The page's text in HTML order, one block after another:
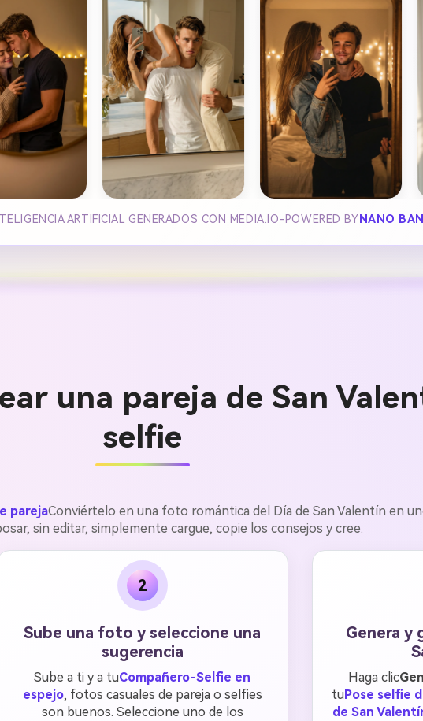
ARTIFICIAL GENERADOS CON MEDIA.IO-POWERED BY NANO
una pareja de San
selfie
parejaConviértelo en una foto romántica del Día de San Valentín en
sin editar, simplemente cargue, copie los consejos y cree.
2
Sube una foto y seleccione una
sugerencia
Sube a ti y a tuCompañero-Selfie en
espejo, fotos casuales de pareja o selfies
son buenos. Seleccione uno de los
Genera y
Haga clic
tuPose selfie
de San